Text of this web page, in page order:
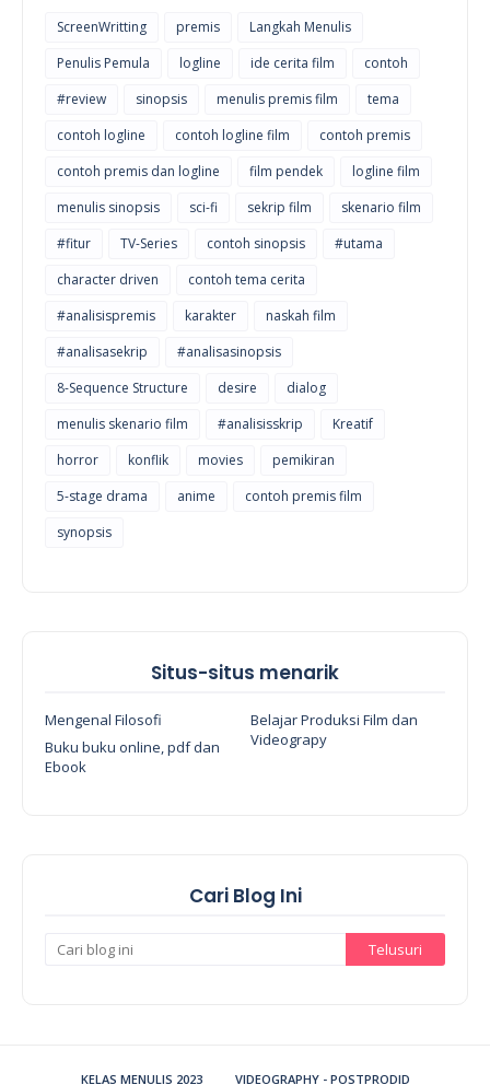
ScreenWritting premis
Langkah Menulis
Penulis Pemula
logline ide cerita film
contoh
#review
sinopsis menulis premis film
tema
contoh logline
contoh logline film
contoh premis
contoh premis dan logline
film pendek
logline film
menulis sinopsis
sci-fi sekrip film
skenario film
#fitur
TV-Series contoh sinopsis
#utama
character driven
contoh tema cerita
#analisispremis
karakter
naskah film
#analisasekrip
#analisasinopsis
8-Sequence Structure
desire
dialog
menulis skenario film
#analisisskrip
Kreatif
horror
konflik movies
pemikiran
5-stage drama
anime
contoh premis film
synopsis
Situs-situs menarik
Mengenal Filosofi
Belajar Produksi Film dan
Videograpy
Buku buku online, pdf dan
Ebook
Cari Blog Ini
KELAS MENULIS 2023 VIDEOGRAPHY - POSTPRODID